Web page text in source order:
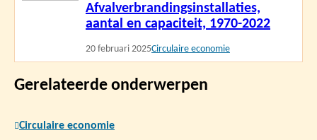
Afvalverbrandingsinstallaties,
aantal en capaciteit, 1970-2022
20 februari 2025Circulaire economie
Gerelateerde onderwerpen
Circulaire economie